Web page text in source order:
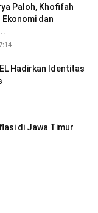
Paloh, Khofifah
dan
Hadirkan Identitas
di Jawa Timur